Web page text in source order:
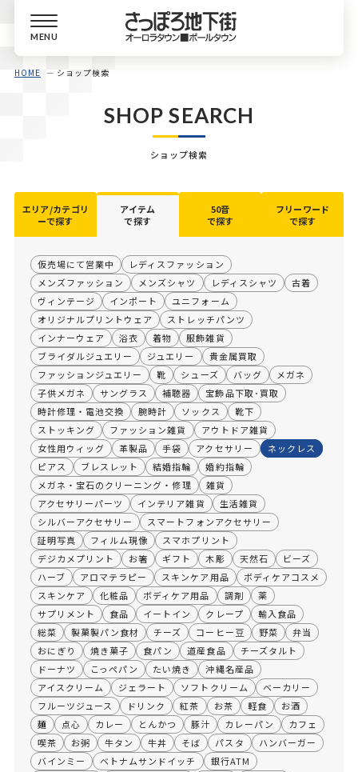
MENU
HOME ショップ検索
SHOP SEARCH
ショップ検索
エリア/カテゴリ
ーで探す
アイテム
で探す
50音
で探す
フリーワード
で探す
仮売場にて営業中
レディスファッション
メンズファッション
メンズシャツ レディスシャツ
古着
ヴィンテージ
インポート
ユニフォーム
オリジナルプリントウェア
ストレッチパンツ
インナーウェア
浴衣 着物
服飾雑貨
ブライダルジュエリー
ジュエリー
貴金属買取
ファッションジュエリー
靴 シューズ バッグ
メガネ
子供メガネ
サングラス 補聴器
宝飾品下取･買取
時計修理・電池交換
腕時計 ソックス
靴下
ストッキング
ファッション雑貨
アウトドア雑貨
女性用ウィッグ
革製品 手袋 アクセサリー
ネックレス
ピアス
ブレスレット 結婚指輪
婚約指輪
メガネ・宝石のクリーニング・修理
雑貨
アクセサリーパーツ
インテリア雑貨
生活雑貨
シルバーアクセサリー
スマートフォンアクセサリー
証明写真
フィルム現像
スマホプリント
デジカメプリント
お箸 ギフト 木彫 天然石
ビーズ
ハーブ
アロマテラピー スキンケア用品
ボディケアコスメ
スキンケア
化粧品 ボディケア用品 調剤
薬
サプリメント
食品 イートイン クレープ
輸入食品
総菜
製菓製パン食材 チーズ コーヒー豆 野菜
弁当
おにぎり
焼き菓子 食パン 道産食品
チーズタルト
ドーナツ
こっぺパン たい焼き
沖縄名産品
アイスクリーム
ジェラート ソフトクリーム
ベーカリー
フルーツジュース
ドリンク 紅茶 お茶 軽食
お酒
麺
点心 カレー とんかつ 豚汁 カレーパン
カフェ
喫茶
お粥 牛タン 牛丼 そば パスタ
ハンバーガー
バインミー
ベトナムサンドイッチ
銀行ATM